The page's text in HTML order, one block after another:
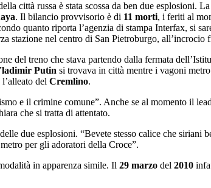
città russa è stata scossa da ben due esplosioni.
. Il bilancio provvisorio è di 11 morti, i feriti al
quanto riporta l’agenzia di stampa Interfax, si
stazione nel centro di San Pietroburgo, all’incrocio
del treno che stava partendo dalla fermata
Putin si trovava in città mentre i vagoni
del Cremlino.
e il crimine comune”. Anche se al momento il
che si tratta di attentato.
due esplosioni. “Bevete stesso calice che siriani
per gli adoratori della Croce”.
in apparenza simile. Il 29 marzo del 2010